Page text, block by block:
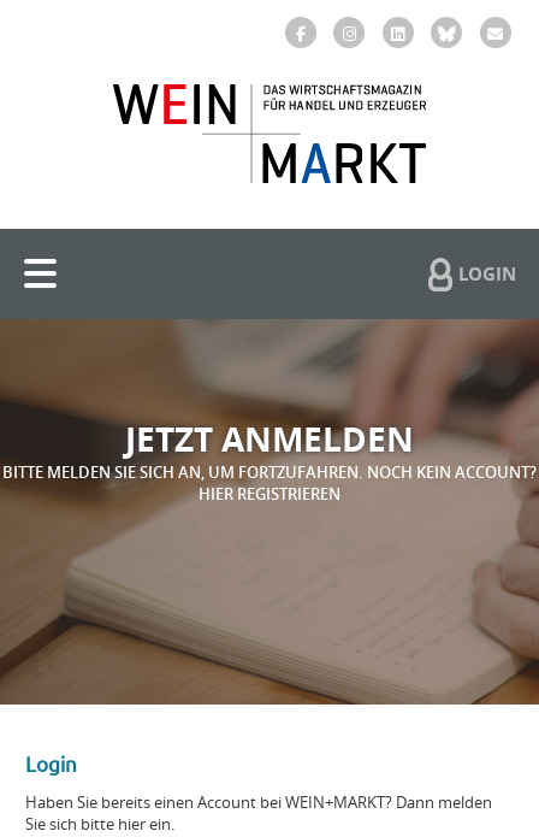
LOGIN
JETZT ANMELDEN
BITTE MELDEN SIE SICH AN, UM FORTZUFAHREN. NOCH KEIN ACCOUNT?
HIER REGISTRIEREN
Login
Haben Sie bereits einen Account bei WEIN+MARKT? Dann melden
Sie sich bitte hier ein.